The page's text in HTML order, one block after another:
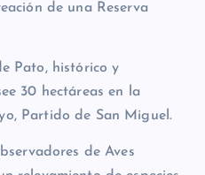
de una Reserva
Pato, histórico y
30 hectáreas en la
Partido de San Miguel.
de Aves